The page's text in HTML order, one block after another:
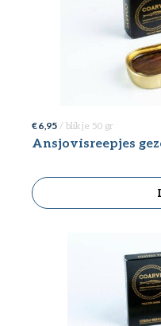
€ 6,95 / blikje 50 gr
Ansjovisreepjes